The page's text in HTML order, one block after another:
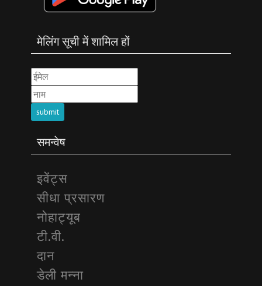
मेलिंग सूची में शामिल हों
submit
समन्वेष
इवेंट्स
सीधा प्रसारण
नोहाट्यूब
टी.वी.
दान
डेली मन्ना